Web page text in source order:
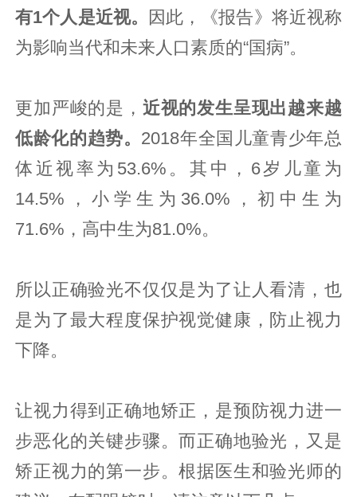
有1个人是近视。
因此，《报告》将近视称
为影响当代和未来人口素质的“国病”。
更加严峻的是， 近视的发生呈现出越来越
低龄化的趋势。 2018年全国儿童青少年总
体近视率为53.6%。其中，6岁儿童为
14.5%，小学生为36.0%，初中生为
71.6%，高中生为81.0%。
所以正确验光不仅仅是为了让人看清，也
是为了最大程度保护视觉健康，防止视力
下降。
让视力得到正确地矫正，是预防视力进一
步恶化的关键步骤。而正确地验光，又是
矫正视力的第一步。根据医生和验光师的